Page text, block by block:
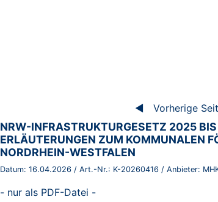
Vorherige
BROSCHÜRE:
NRW-INFRASTRUKTURGESETZ 2025
ERLÄUTERUNGEN ZUM KOMMUNALEN
NORDRHEIN-WESTFALEN
Datum: 16.04.2026 / Art.-Nr.: K-20260416 / Anbieter:
- nur als PDF-Datei -